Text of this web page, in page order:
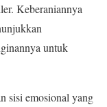
Keberaniannya
untuk
sisi emosional yang